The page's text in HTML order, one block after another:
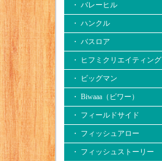
・ バレーヒル
・ ハンクル
・ バスロア
・ ヒフミクリエイティング
・ ビッグマン
・ Biwaaa（ビワー）
・ フィールドサイド
・ フィッシュアロー
・ フィッシュストーリー